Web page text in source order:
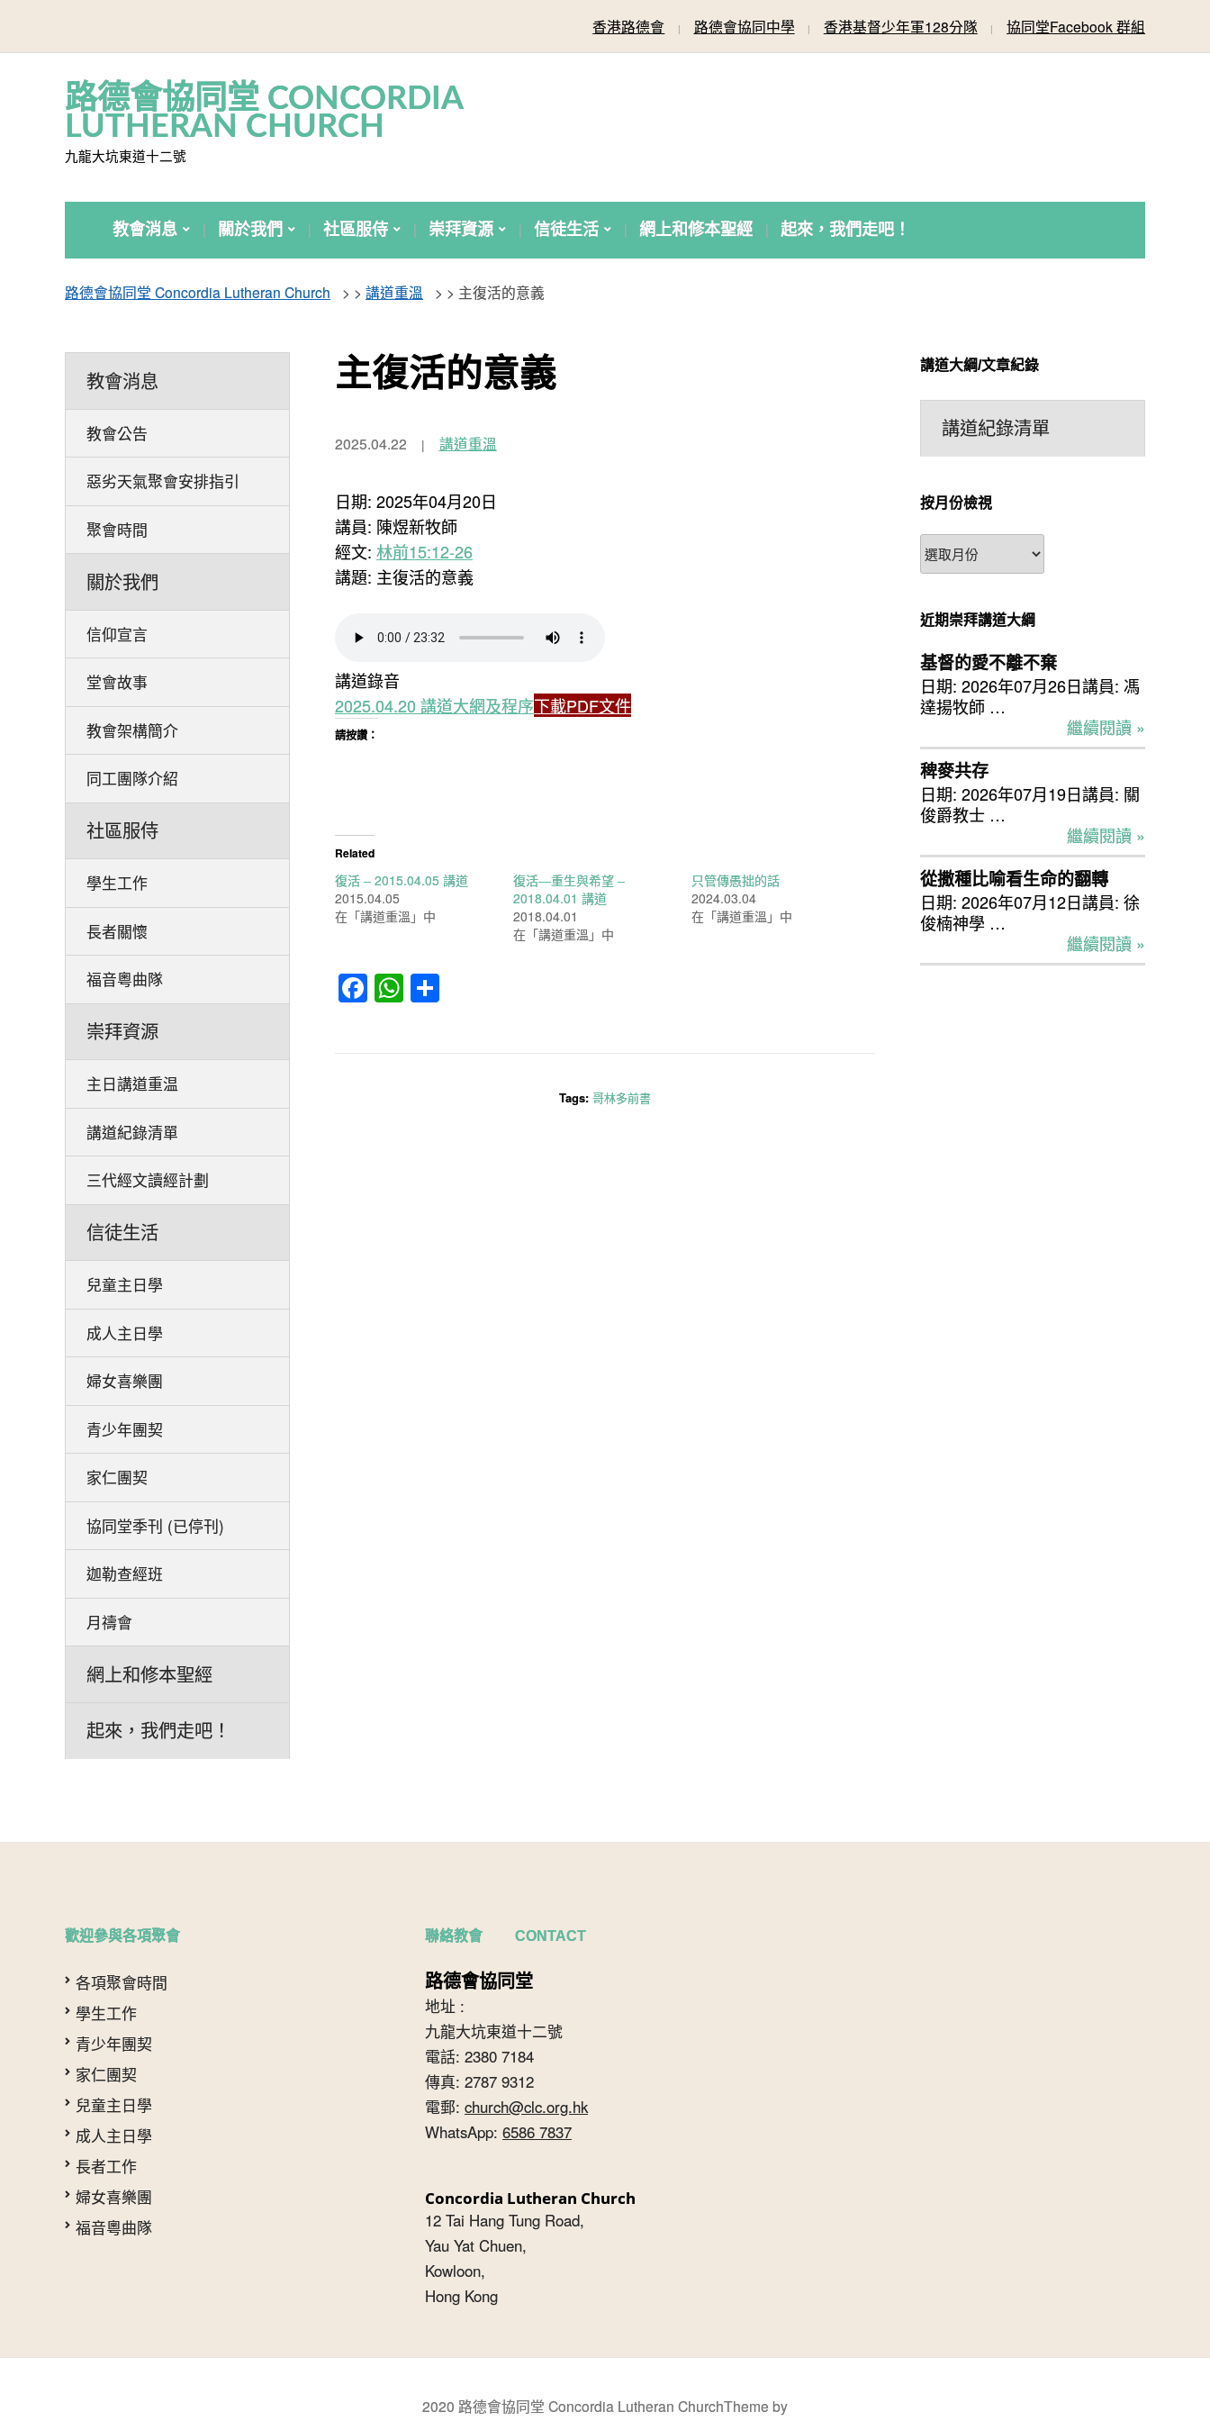
香港路德會 路德會協同中學 香港基督少年軍128分隊 協同堂Facebook 群組
路德會協同堂 CONCORDIA
LUTHERAN CHURCH
九龍大坑東道十二號
教會消息 關於我們 社區服侍 崇拜資源 信徒生活 網上和修本聖經 起來，我們走吧！
路德會協同堂 Concordia Lutheran Church > > 講道重溫 > > 主復活的意義
教會消息
教會公告
惡劣天氣聚會安排指引
聚會時間
關於我們
信仰宣言
堂會故事
教會架構簡介
同工團隊介紹
社區服侍
學生工作
長者關懷
福音粵曲隊
崇拜資源
主日講道重温
講道紀錄清單
三代經文讀經計劃
信徒生活
兒童主日學
成人主日學
婦女喜樂團
青少年團契
家仁團契
協同堂季刊 (已停刊)
迦勒查經班
月禱會
網上和修本聖經
起來，我們走吧！
主復活的意義
2025.04.22 講道重溫
日期: 2025年04月20日
講員: 陳煜新牧師
經文: 林前15:12-26
講題: 主復活的意義
講道錄音
2025.04.20 講道大網及程序下載PDF文件
請按讚：
Related
復活 – 2015.04.05 講道
2015.04.05
在「講道重溫」中
復活—重生與希望 –
2018.04.01 講道
2018.04.01
在「講道重溫」中
只管傳愚拙的話
2024.03.04
在「講道重溫」中
Facebook
WhatsApp
Tags: 哥林多前書
講道大綱/文章紀錄
講道紀錄清單
按月份檢視
按
月
視
近期崇拜講道大綱
基督的愛不離不棄
日期: 2026年07月26日講員: 馮
達揚牧師 …
繼續閱讀 »
稗麥共存
日期: 2026年07月19日講員: 關
俊爵教士 …
繼續閱讀 »
從撒種比喻看生命的翻轉
日期: 2026年07月12日講員: 徐
俊楠神學 …
繼續閱讀 »
歡迎參與各項聚會
各項聚會時間
學生工作
青少年團契
家仁團契
兒童主日學
成人主日學
長者工作
婦女喜樂團
福音粵曲隊
聯絡教會 CONTACT
路德會協同堂
地址 :
九龍大坑東道十二號
電話: 2380 7184
傳真: 2787 9312
電郵: church@clc.org.hk
WhatsApp: 6586 7837
Concordia Lutheran Church
12 Tai Hang Tung Road,
Yau Yat Chuen,
Kowloon,
Hong Kong
2020 路德會協同堂 Concordia Lutheran ChurchTheme by